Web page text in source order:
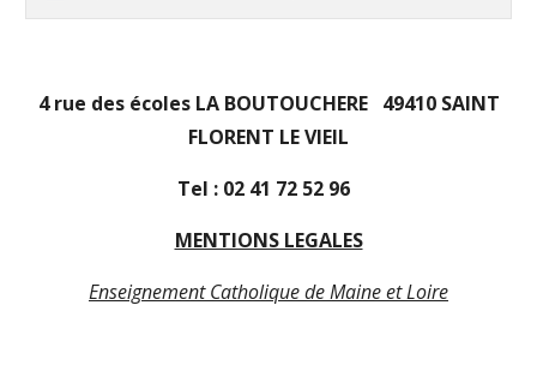
4 rue des écoles LA BOUTOUCHERE 49410 SAINT
FLORENT LE VIEIL
Tel : 02 41 72 52 96
MENTIONS LEGALES
Enseignement Catholique de Maine et Loire